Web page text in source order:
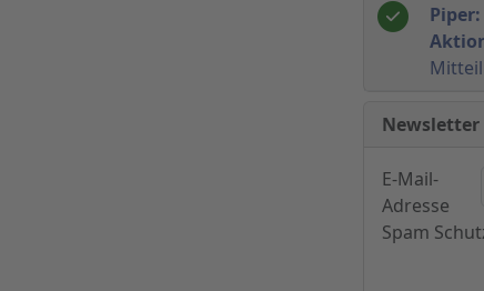
Newsletter
E-Mail-
Adresse
Spam